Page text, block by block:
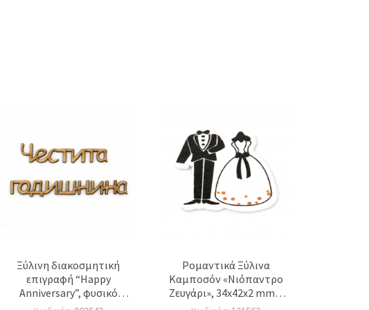
Ξύλινη διακοσμητική
επιγραφή “Happy
Anniversary”, φυσικό
ξύλο, 215 x 2 x 3 mm –
Ρομαντικά Ξύλινα
Καμποσόν «Νιόπαντρο
Ζευγάρι», 34x42x2 mm –
Ιδανικά για Γαμήλιες